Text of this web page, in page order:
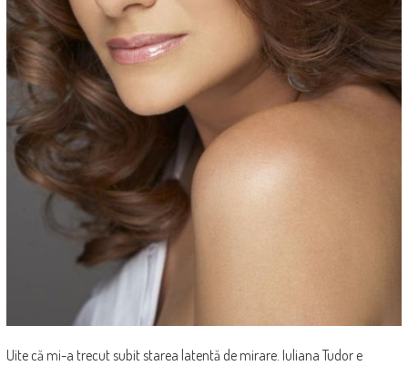
Uite că mi-a trecut subit starea latentă de mirare. Iuliana Tudor e